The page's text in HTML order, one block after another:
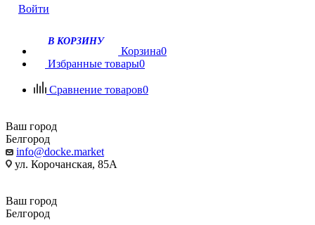
Войти
В КОРЗИНУ
Корзина0
Избранные товары0
Сравнение товаров0
Ваш город
Белгород
info@docke.market
ул. Корочанская, 85А
Ваш город
Белгород